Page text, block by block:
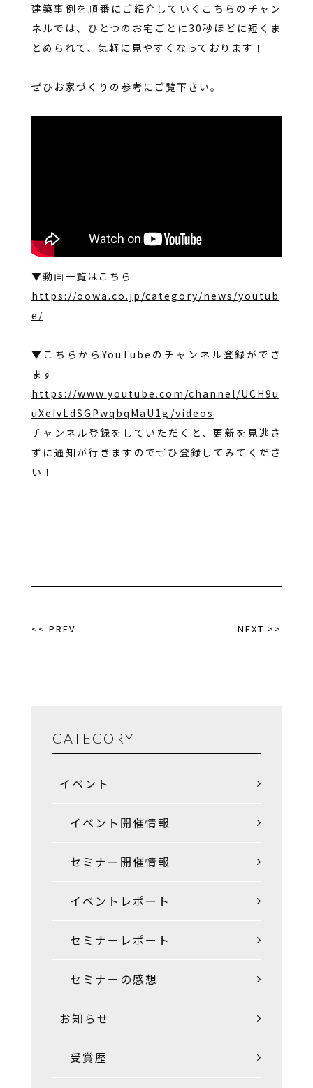
建築事例を順番にご紹介していくこちらのチャン
ネルでは、ひとつのお宅ごとに30秒ほどに短くま
とめられて、気軽に見やすくなっております！
ぜひお家づくりの参考にご覧下さい。
▼動画一覧はこちら
https://oowa.co.jp/category/news/youtub
e/
▼こちらからYouTubeのチャンネル登録ができ
ます
https://www.youtube.com/channel/UCH9u
uXeIvLdSGPwqbqMaU1g/videos
チャンネル登録をしていただくと、更新を見逃さ
ずに通知が行きますのでぜひ登録してみてくださ
い！
<< PREV NEXT >>
CATEGORY
イベント
イベント開催情報
セミナー開催情報
イベントレポート
セミナーレポート
セミナーの感想
お知らせ
受賞歴